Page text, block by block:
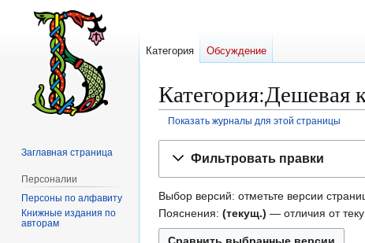
Категория:Дешевая
Показать журналы для этой страницы
Фильтровать правки
Выбор версий: отметьте версии
Пояснения: (текущ.) — отличия от
Категория Обсуждение
Заглавная страница
Персоналии
Персоны по алфавиту
Книжные издания по
авторам